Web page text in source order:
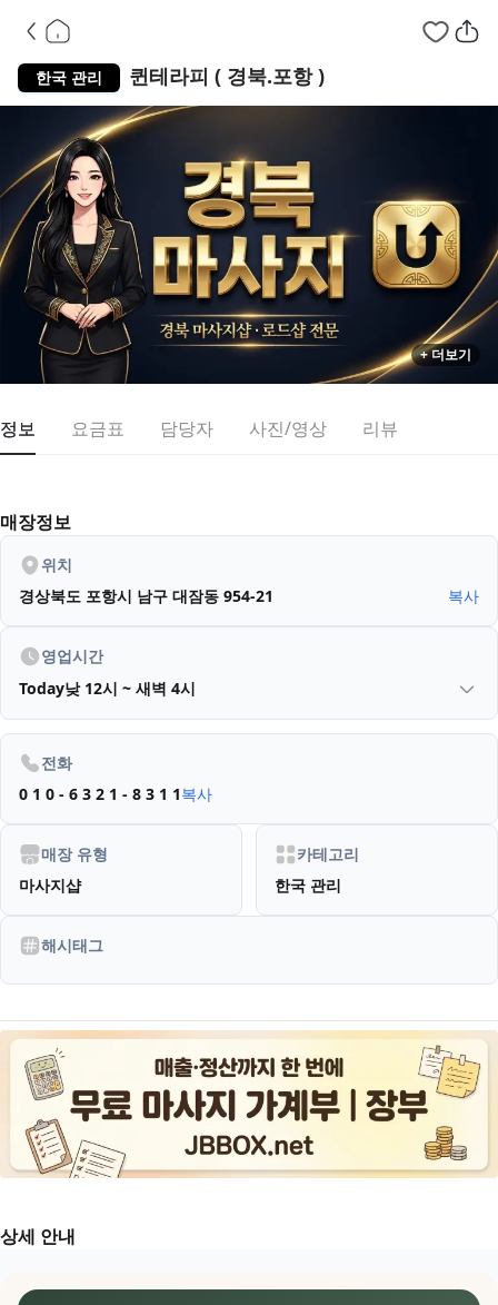
한국 관리 퀸테라피 ( 경북.포항 )경북 남구 대잠동
+ 더보기
정보 요금표 담당자 사진/영상 리뷰
매장정보
위치
경상북도 포항시 남구 대잠동 954-21
복사
영업시간
Today낮 12시 ~ 새벽 4시
전화
0 1 0 - 6 3 2 1 - 8 3 1 1복사
매장 유형
마사지샵
카테고리
한국 관리
해시태그
상세 안내